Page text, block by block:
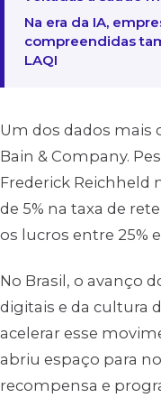
Na era da IA,
compreendidas
LAQI
Um dos dados mais
Bain & Company.
Frederick
de 5% na taxa de
os lucros entre 25%
No Brasil, o avanço
digitais e da cultura
acelerar esse
abriu espaço para
recompensa e